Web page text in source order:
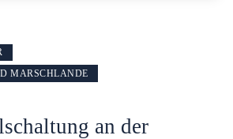
MARSCHLANDE
an der